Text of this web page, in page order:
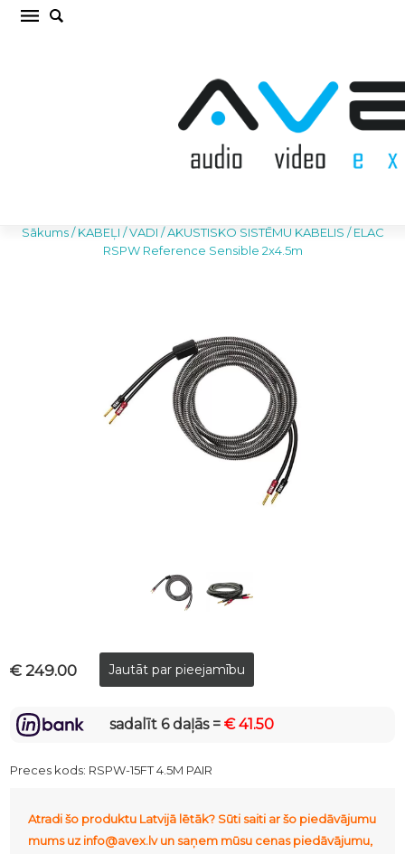
ELAC RSPW Reference Sensible 2x4.5m
Sākums/KABEĻI / VADI /AKUSTISKO SISTĒMU KABELIS /ELAC
RSPW Reference Sensible 2x4.5m
€ 249.00
sadalīt 6 daļās =€ 41.50
Preces kods: RSPW-15FT 4.5M PAIR
Atradi šo produktu Latvijā lētāk? Sūti saiti ar šo piedāvājumu
mums uz info@avex.lv un saņem mūsu cenas piedāvājumu,